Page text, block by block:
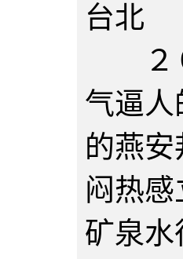
台北
２０
气逼
的燕
闷热
矿泉